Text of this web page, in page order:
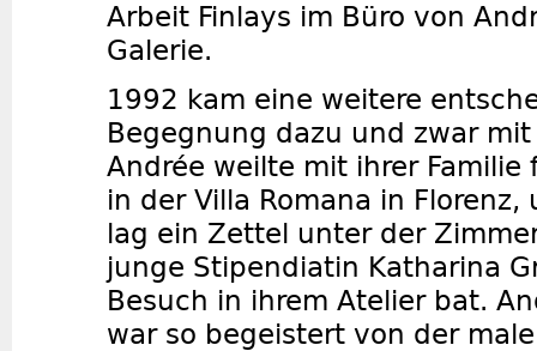
Arbeit Finlays im Büro von
Galerie.
1992 kam eine weitere
Begegnung dazu und zwar
Andrée weilte mit ihrer Familie
in der Villa Romana in Florenz,
lag ein Zettel unter der
junge Stipendiatin Katharina
Besuch in ihrem Atelier bat.
war so begeistert von der